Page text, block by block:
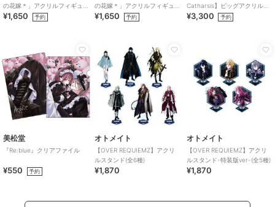
の花嫁＊」アクリルフィギュ
ア 四葉
¥1,650 予約
の花嫁＊」アクリルフィギュ
ア 二乃
¥1,650 予約
Catharsis】ビッグアクリルス
タンド(全7種)
¥3,300 予約
美松堂
『Re:blue』クリアファイル
¥550 予約
オトメイト
【OVER REQUIEMZ】アクリ
ルスタンド(全6種)
¥1,870
オトメイト
【OVER REQUIEMZ】アクリ
ルスタンド-特装版ver-(全5種)
¥1,870